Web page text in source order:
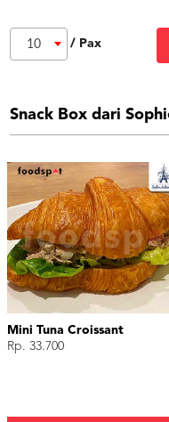
10 / Pax
Snack Box dari
Mini Tuna Croissant
Rp. 33.700